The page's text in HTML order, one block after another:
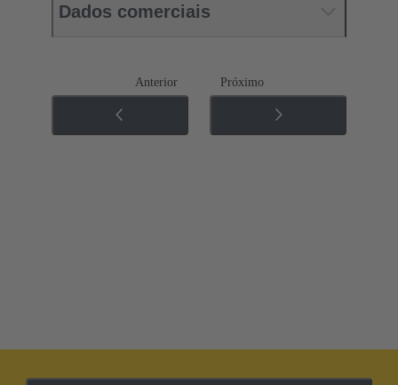
Dados comerciais
Anterior Próximo